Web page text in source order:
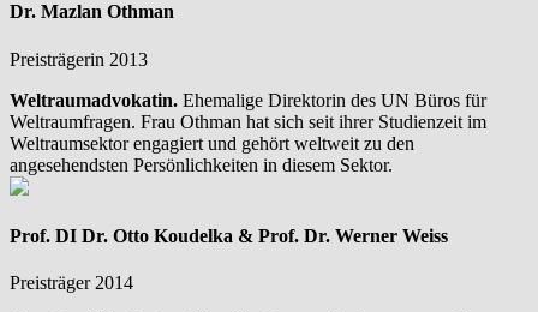
Dr. Mazlan Othman
Preisträgerin 2013
Weltraumadvokatin. Ehemalige Direktorin des UN Büros für
Weltraumfragen. Frau Othman hat sich seit ihrer Studienzeit im
Weltraumsektor engagiert und gehört weltweit zu den
angesehendsten Persönlichkeiten in diesem Sektor.
Prof. DI Dr. Otto Koudelka & Prof. Dr. Werner Weiss
Preisträger 2014